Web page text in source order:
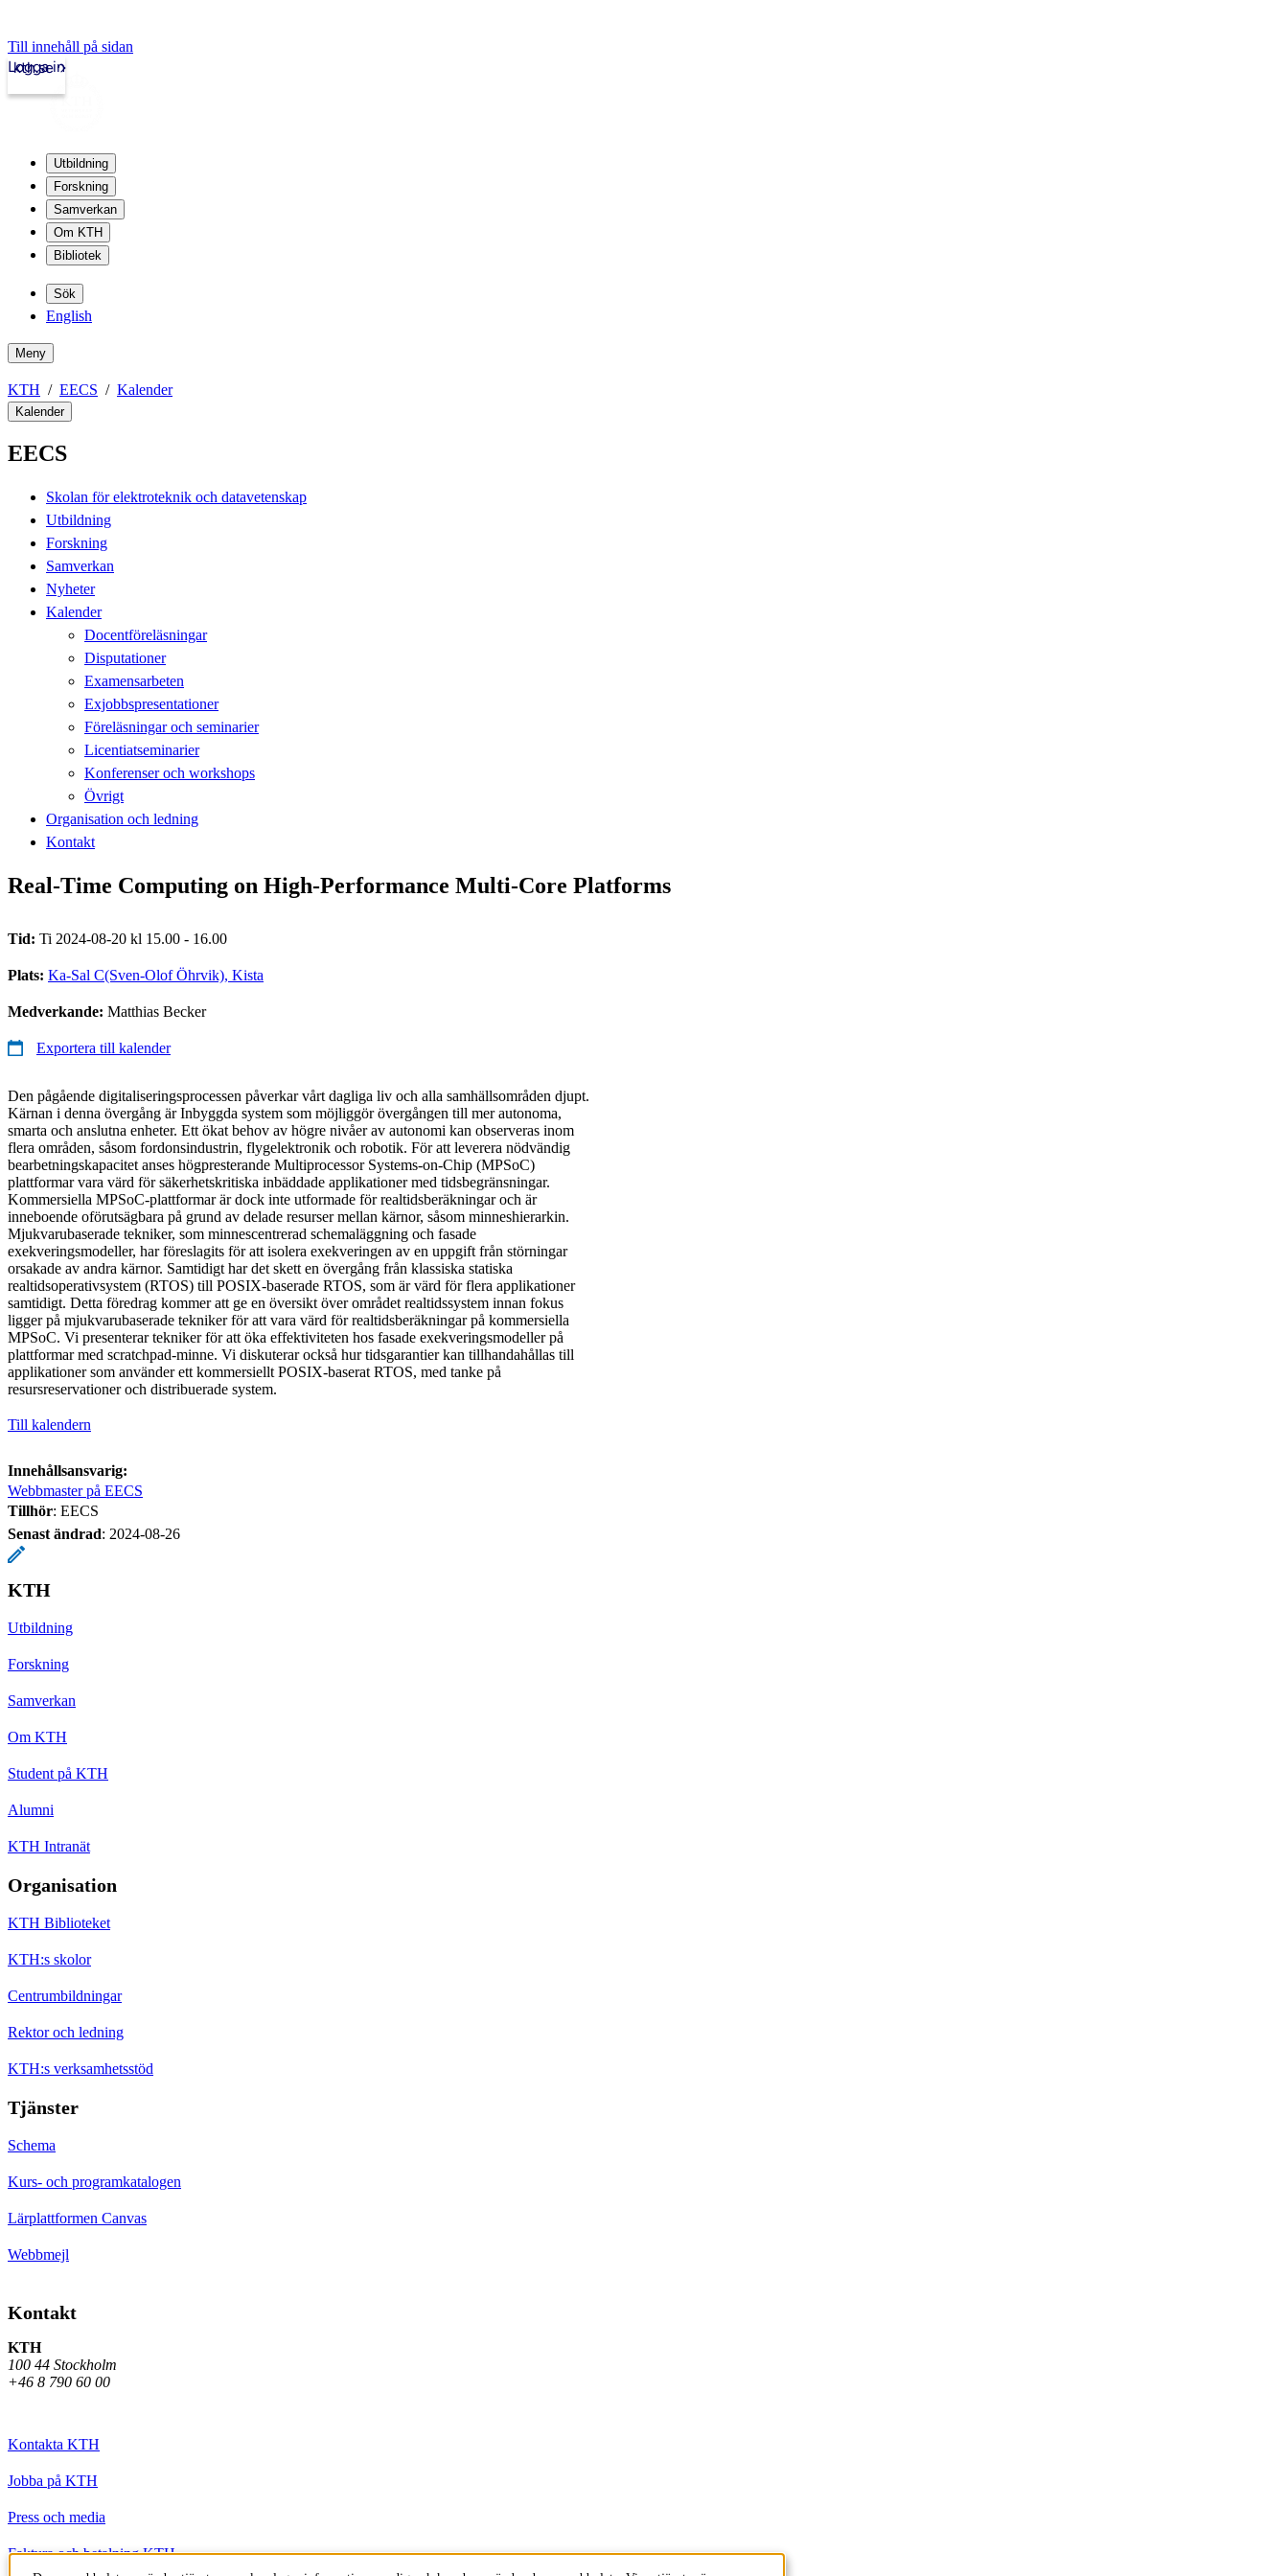
Till innehåll på sidan
kth.se
Logga in
Utbildning
Forskning
Samverkan
Om KTH
Bibliotek
Sök
English
Meny
KTH EECS Kalender
Kalender
EECS
Skolan för elektroteknik och datavetenskap
Utbildning
Forskning
Samverkan
Nyheter
Kalender
Docentföreläsningar
Disputationer
Examensarbeten
Exjobbspresentationer
Föreläsningar och seminarier
Licentiatseminarier
Konferenser och workshops
Övrigt
Organisation och ledning
Kontakt
Real-Time Computing on High-Performance Multi-Core Platforms
Tid: Ti 2024-08-20 kl 15.00 - 16.00
Plats: Ka-Sal C(Sven-Olof Öhrvik), Kista
Medverkande: Matthias Becker
Exportera till kalender
Den pågående digitaliseringsprocessen påverkar vårt dagliga liv och alla samhällsområden djupt.
Kärnan i denna övergång är Inbyggda system som möjliggör övergången till mer autonoma,
smarta och anslutna enheter. Ett ökat behov av högre nivåer av autonomi kan observeras inom
flera områden, såsom fordonsindustrin, flygelektronik och robotik. För att leverera nödvändig
bearbetningskapacitet anses högpresterande Multiprocessor Systems-on-Chip (MPSoC)
plattformar vara värd för säkerhetskritiska inbäddade applikationer med tidsbegränsningar.
Kommersiella MPSoC-plattformar är dock inte utformade för realtidsberäkningar och är
inneboende oförutsägbara på grund av delade resurser mellan kärnor, såsom minneshierarkin.
Mjukvarubaserade tekniker, som minnescentrerad schemaläggning och fasade
exekveringsmodeller, har föreslagits för att isolera exekveringen av en uppgift från störningar
orsakade av andra kärnor. Samtidigt har det skett en övergång från klassiska statiska
realtidsoperativsystem (RTOS) till POSIX-baserade RTOS, som är värd för flera applikationer
samtidigt. Detta föredrag kommer att ge en översikt över området realtidssystem innan fokus
ligger på mjukvarubaserade tekniker för att vara värd för realtidsberäkningar på kommersiella
MPSoC. Vi presenterar tekniker för att öka effektiviteten hos fasade exekveringsmodeller på
plattformar med scratchpad-minne. Vi diskuterar också hur tidsgarantier kan tillhandahållas till
applikationer som använder ett kommersiellt POSIX-baserat RTOS, med tanke på
resursreservationer och distribuerade system.
Till kalendern
Innehållsansvarig:
Webbmaster på EECS
Tillhör: EECS
Senast ändrad: 2024-08-26
KTH
Utbildning
Forskning
Samverkan
Om KTH
Student på KTH
Alumni
KTH Intranät
Organisation
KTH Biblioteket
KTH:s skolor
Centrumbildningar
Rektor och ledning
KTH:s verksamhetsstöd
Tjänster
Schema
Kurs- och programkatalogen
Lärplattformen Canvas
Webbmejl
Kontakt
KTH
100 44 Stockholm
+46 8 790 60 00
Kontakta KTH
Jobba på KTH
Press och media
Faktura och betalning KTH